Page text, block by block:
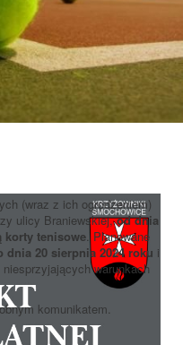
(wraz z ich ogrodzeniem)
ulicy Braniewskiej,od dnia
korty tenisowe . Planowane
dnia 20 sierpnia 2024 roku i
warunkach
komunikatem.